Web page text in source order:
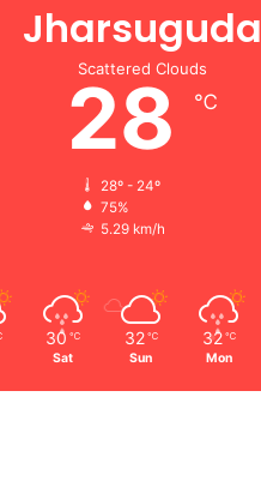
Jharsuguda
Scattered Clouds
28 ℃
28º - 24º
75%
5.29 km/h
30 ℃
Sat
32 ℃
Sun
32 ℃
Mon